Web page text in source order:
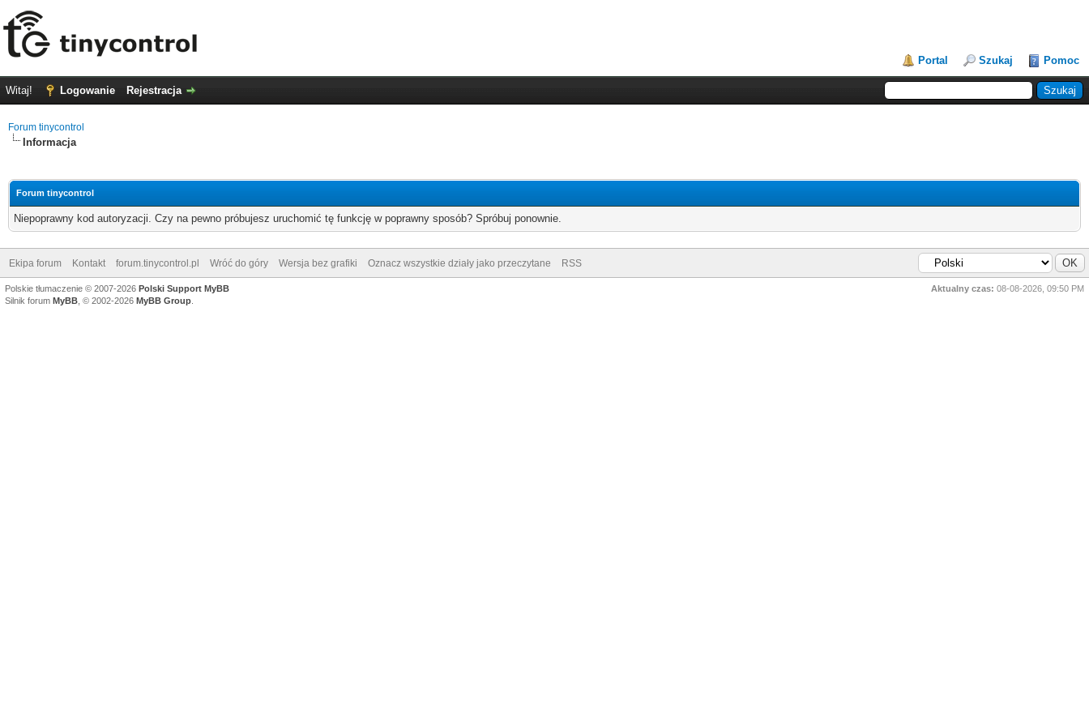
Portal Szukaj Pomoc
Witaj! Logowanie Rejestracja
Forum tinycontrol
Informacja
Forum tinycontrol
Niepoprawny kod autoryzacji. Czy na pewno próbujesz uruchomić tę funkcję w poprawny sposób? Spróbuj ponownie.
Ekipa forum Kontakt forum.tinycontrol.pl Wróć do góry Wersja bez grafiki Oznacz wszystkie działy jako przeczytane RSS
Aktualny czas: 08-08-2026, 09:50 PM
Polskie tłumaczenie © 2007-2026 Polski Support MyBB
Silnik forum MyBB , © 2002-2026 MyBB Group